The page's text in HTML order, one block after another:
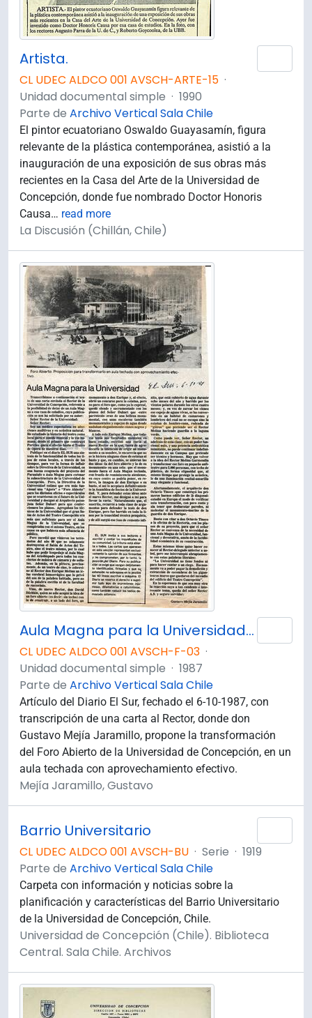
Artista.
CL UDEC ALDCO 001 AVSCH-ARTE-15 ·
Unidad documental simple · 1990
Parte de Archivo Vertical Sala Chile
El pintor ecuatoriano Oswaldo Guayasamín, figura
relevante de la plástica contemporánea, asistió a la
inauguración de una exposición de sus obras más
recientes en la Casa del Arte de la Universidad de
Concepción, donde fue nombrado Doctor Honoris
Causa… read more
La Discusión (Chillán, Chile)
Aula Magna para la Universidad / Gustavo Mejía Jaramillo.
CL UDEC ALDCO 001 AVSCH-F-03 ·
Unidad documental simple · 1987
Parte de Archivo Vertical Sala Chile
Artículo del Diario El Sur, fechado el 6-10-1987, con
transcripción de una carta al Rector, donde don
Gustavo Mejía Jaramillo, propone la transformación
del Foro Abierto de la Universidad de Concepción, en un
aula techada con aprovechamiento efectivo.
Mejía Jaramillo, Gustavo
Barrio Universitario
CL UDEC ALDCO 001 AVSCH-BU · Serie · 1919
Parte de Archivo Vertical Sala Chile
Carpeta con información y noticias sobre la
planificación y características del Barrio Universitario
de la Universidad de Concepción, Chile.
Universidad de Concepción (Chile). Biblioteca
Central. Sala Chile. Archivos